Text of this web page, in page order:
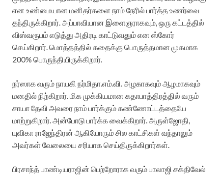
என உண்மையான மனிதர்களை நாம் நேரில் பார்த்த உணர்வை
தந்திருக்கிறார். அப்பாவியான இளைஞராகவும், ஒரு கட்டத்தில்
விஸ்வரூபம் எடுத்து அதிரடி காட்டுவதும் என ஸ்கோர்
செய்கிறார். மொத்தத்தில் கதைக்கு பொருத்தமான முகமாக
200% பொருந்தியிருக்கிறார்.
நர்ஸாக வரும் நாயகி நர்மிதா.எம்.வி. அழகாகவும் ஆழமாகவும்
மனதில் நிற்கிறார். மிக முக்கியமான கதாபாத்திரத்தில் வரும்
சாயா தேவி அவரை நாம் பார்க்கும் கண்ணோட்டத்தையே
மாற்றுகிறார். அன்போடு பார்க்க வைக்கிறார். அருள்ஜோதி,
யுவிகா ராஜேந்திரன் ஆகியோரும் சில காட்சிகள் வந்தாலும்
அவர்கள் வேலையை சரியாக செய்திருக்கிறார்கள்.
பிரசாந்த் பாண்டியராஜின் பெற்றோராக வரும் பாலாஜி சக்திவேல்